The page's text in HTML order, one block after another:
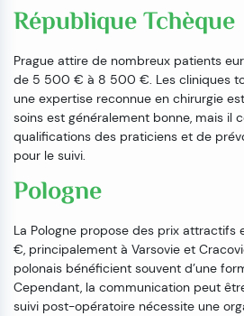
République Tchèque
Prague attire de nombreux patients
de 5 500 € à 8 500 €. Les cliniques
une expertise reconnue en chirurgie
soins est généralement bonne, mais il
qualifications des praticiens et de
pour le suivi.
Pologne
La Pologne propose des prix
€, principalement à Varsovie et
polonais bénéficient souvent d’une
Cependant, la communication peut
suivi post-opératoire nécessite une